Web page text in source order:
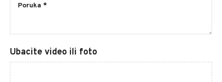
Ubacite video ili foto